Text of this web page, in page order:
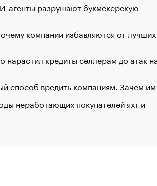
агенты разрушают букмекерскую
компании избавляются от лучших
нарастил кредиты селлерам до атак
способ вредить компаниям. Зачем
неработающих покупателей яхт и